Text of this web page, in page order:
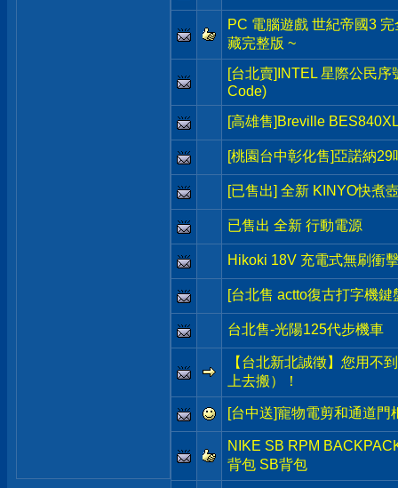
PC 電腦遊戲 世紀帝國3
藏完整版 ~
[台北賣]INTEL 星際公民
Code)
[高雄售]Breville
[桃園台中彰化售]亞諾納
[已售出] 全新 KINYO快煮
已售出 全新 行動電源
Hikoki 18V 充電式無刷衝
[台北售 actto復古打字機鍵
台北售-光陽125代步機車
【台北新北誠徵】您用不
上去搬）！
[台中送]寵物電剪和通道門
NIKE SB RPM
背包 SB背包